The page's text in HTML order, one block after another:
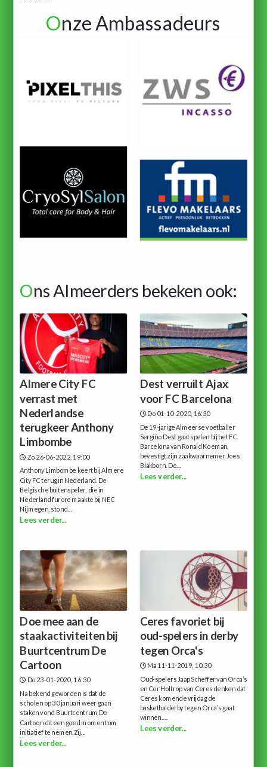
Onze Ambassadeurs
Ons Almeerders bekeken ook:
Almere City FC
verrast met
Nederlandse
terugkeer Anthony
Limbombe
Zo 26-06-2022, 19:00
Anthony Limbombe keert bij Almere
City FC terug in Nederland. De
Belgische buitenspeler, die in
Nederland furore maakte bij NEC
Nijmegen, stond...
Lees verder...
Dest verruilt Ajax
voor FC Barcelona
Do 01-10-2020, 16:30
De 19-jarige Almeerse voetballer
Sergiño Dest gaat spelen bij het FC
Barcelona van Ronald Koeman,
bevestigt zijn zaakwaarnemer Joes
Blakborn. De...
Lees verder...
Doe mee aan de
staakactiviteiten bij
Buurtcentrum De
Cartoon
Do 23-01-2020, 16:30
Na bekend geworden is dat de
scholen op 30 januari weer gaan
staken vond Buurtcentrum De
Cartoon dit een goed moment om
initiatief te nemen.Zij...
Lees verder...
Ceres favoriet bij
oud-spelers in derby
tegen Orca's
Ma 11-11-2019, 10:30
Oud-spelers Jaap Scheffer van Orca’s
en Cor Holtrop van Ceres denken dat
Ceres komende vrijdag de
basketbalderby tegen Orca’s gaat
winnen....
Lees verder...